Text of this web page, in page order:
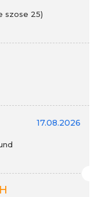
szose 25)
17.08.2026